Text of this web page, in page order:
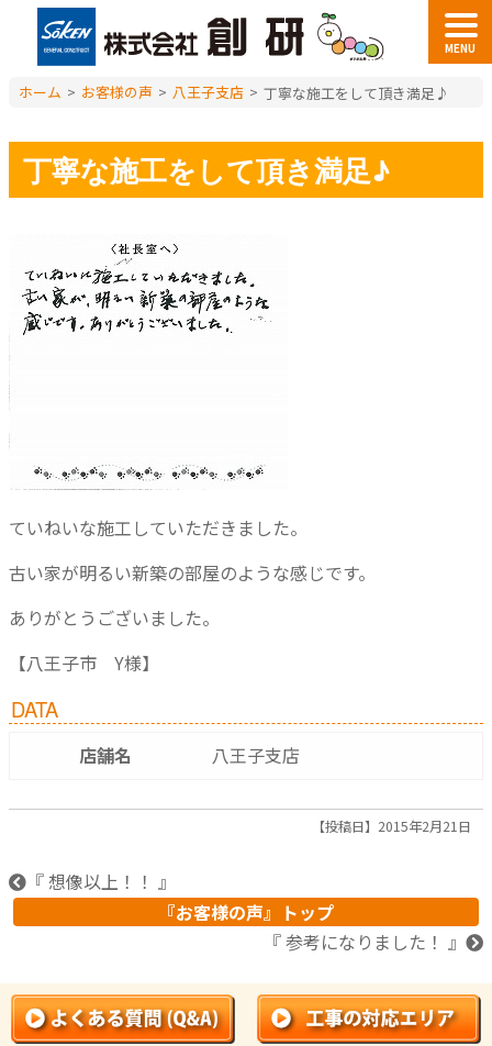
MENU
ホーム > お客様の声 > 八王子支店 > 丁寧な施工をして頂き満足♪
丁寧な施工をして頂き満足♪
ていねいな施工していただきました。
古い家が明るい新築の部屋のような感じです。
ありがとうございました。
【八王子市 Y様】
DATA
店舗名 八王子支店
【投稿日】2015年2月21日
『 想像以上！！ 』
『お客様の声』トップ
『 参考になりました！ 』